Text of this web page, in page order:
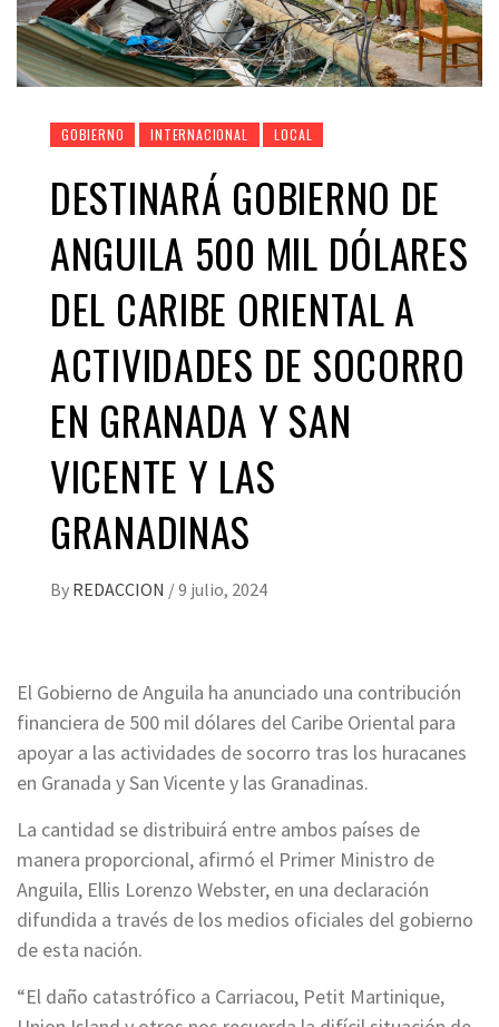
GOBIERNO INTERNACIONAL LOCAL
DESTINARÁ GOBIERNO DE
ANGUILA 500 MIL DÓLARES
DEL CARIBE ORIENTAL A
ACTIVIDADES DE SOCORRO
EN GRANADA Y SAN
VICENTE Y LAS
GRANADINAS
By REDACCION /9 julio, 2024
El Gobierno de Anguila ha anunciado una contribución
financiera de 500 mil dólares del Caribe Oriental para
apoyar a las actividades de socorro tras los huracanes
en Granada y San Vicente y las Granadinas.
La cantidad se distribuirá entre ambos países de
manera proporcional, afirmó el Primer Ministro de
Anguila, Ellis Lorenzo Webster, en una declaración
difundida a través de los medios oficiales del gobierno
de esta nación.
“El daño catastrófico a Carriacou, Petit Martinique,